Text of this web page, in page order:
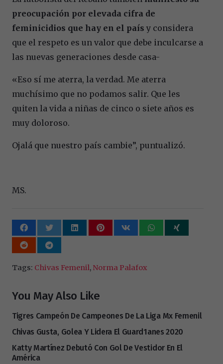
preocupación por elevada cifra de
feminicidios que hay en el país y considera
que el respeto es un valor que debe inculcarse a
las nuevas generaciones desde casa-
«Eso sí me aterra, la verdad. Me aterra
muchísimo que no podamos salir. Que les
quiten la vida a niñas de cinco o siete años es
muy doloroso.
Ojalá que nuestro país cambie”, puntualizó.
MS.
Tags: Chivas Femenil, Norma Palafox
You May Also Like
Tigres Campeón De Campeones De La Liga Mx Femenil
Chivas Gusta, Golea Y Lidera El Guard1anes 2020
Katty Martínez Debutó Con Gol De Vestidor En El
América